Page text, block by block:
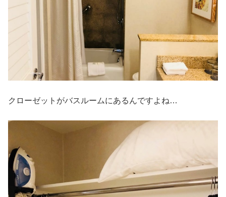
クローゼットがバスルームにあるんですよね…